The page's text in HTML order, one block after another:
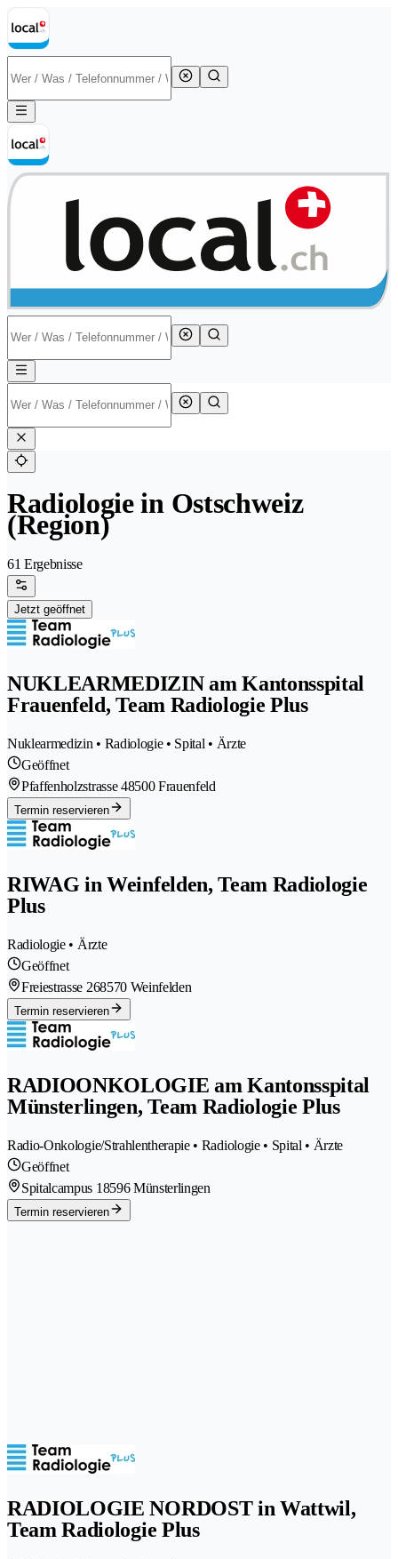
Radiologie in Ostschweiz
(Region)
61 Ergebnisse
Jetzt geöffnet
NUKLEARMEDIZIN am Kantonsspital
Frauenfeld, Team Radiologie Plus
Nuklearmedizin • Radiologie • Spital • Ärzte
Geöffnet
Pfaffenholzstrasse 48500 Frauenfeld
Termin reservieren
RIWAG in Weinfelden, Team Radiologie
Plus
Radiologie • Ärzte
Geöffnet
Freiestrasse 268570 Weinfelden
Termin reservieren
RADIOONKOLOGIE am Kantonsspital
Münsterlingen, Team Radiologie Plus
Radio-Onkologie/Strahlentherapie • Radiologie • Spital • Ärzte
Geöffnet
Spitalcampus 18596 Münsterlingen
Termin reservieren
RADIOLOGIE NORDOST in Wattwil,
Team Radiologie Plus